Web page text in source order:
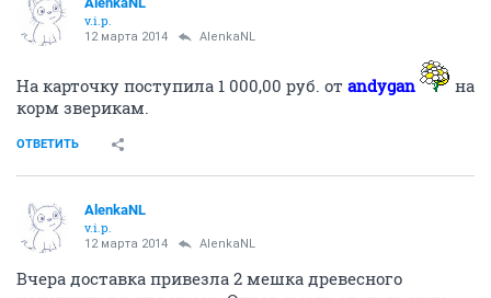
ОТВЕТИТЬ